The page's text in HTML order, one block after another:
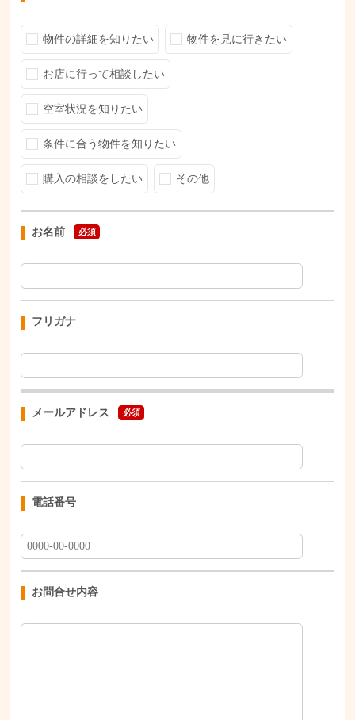
物件の詳細を知りたい 物件を見に行きたい
お店に行って相談したい
空室状況を知りたい
条件に合う物件を知りたい
購入の相談をしたい その他
お名前 必須
フリガナ
メールアドレス 必須
電話番号
お問合せ内容